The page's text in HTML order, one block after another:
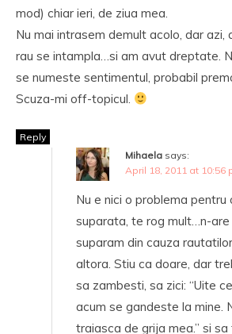
mod) chiar ieri, de ziua mea.
Nu mai intrasem demult acolo, dar azi,
rau se intampla…si am avut dreptate.
se numeste sentimentul, probabil
Scuza-mi off-topicul.
Reply
Mihaela says:
April 18, 2011 at 10:56
Nu e nici o problema
suparata, te rog mult…n-are
suparam din cauza
altora. Stiu ca doare, dar
sa zambesti, sa zici: “Uite
acum se gandeste la mine.
traiasca de grija mea.” si